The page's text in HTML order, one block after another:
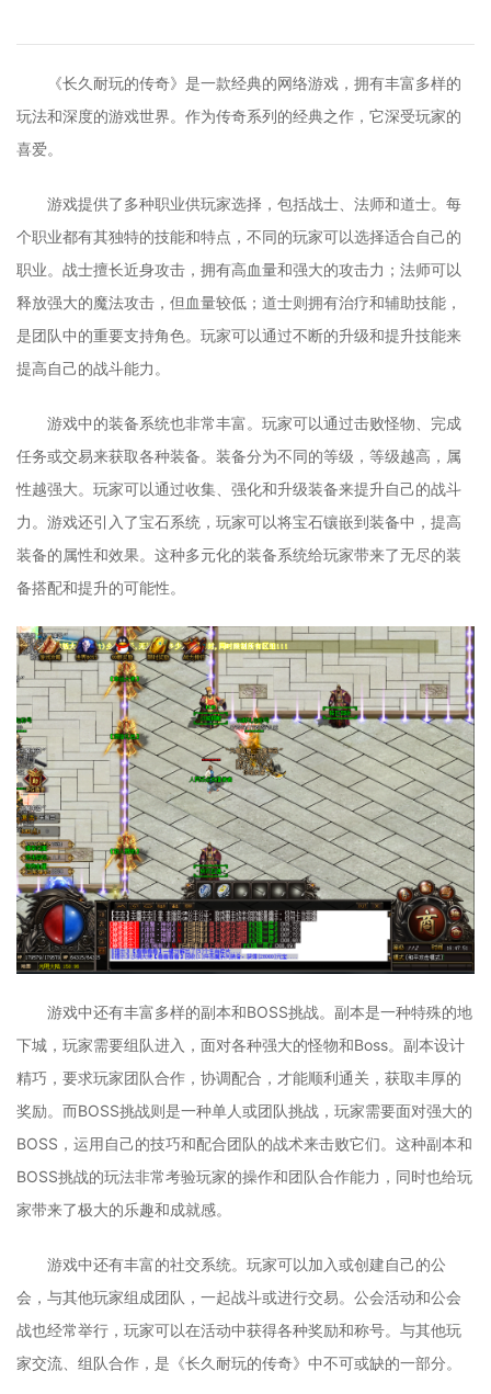
《长久耐玩的传奇》是一款经典的网络游戏，拥有丰富多样的
玩法和深度的游戏世界。作为传奇系列的经典之作，它深受玩家的
喜爱。
游戏提供了多种职业供玩家选择，包括战士、法师和道士。每
个职业都有其独特的技能和特点，不同的玩家可以选择适合自己的
职业。战士擅长近身攻击，拥有高血量和强大的攻击力；法师可以
释放强大的魔法攻击，但血量较低；道士则拥有治疗和辅助技能，
是团队中的重要支持角色。玩家可以通过不断的升级和提升技能来
提高自己的战斗能力。
游戏中的装备系统也非常丰富。玩家可以通过击败怪物、完成
任务或交易来获取各种装备。装备分为不同的等级，等级越高，属
性越强大。玩家可以通过收集、强化和升级装备来提升自己的战斗
力。游戏还引入了宝石系统，玩家可以将宝石镶嵌到装备中，提高
装备的属性和效果。这种多元化的装备系统给玩家带来了无尽的装
备搭配和提升的可能性。
游戏中还有丰富多样的副本和BOSS挑战。副本是一种特殊的地
下城，玩家需要组队进入，面对各种强大的怪物和Boss。副本设计
精巧，要求玩家团队合作，协调配合，才能顺利通关，获取丰厚的
奖励。而BOSS挑战则是一种单人或团队挑战，玩家需要面对强大的
BOSS，运用自己的技巧和配合团队的战术来击败它们。这种副本和
BOSS挑战的玩法非常考验玩家的操作和团队合作能力，同时也给玩
家带来了极大的乐趣和成就感。
游戏中还有丰富的社交系统。玩家可以加入或创建自己的公
会，与其他玩家组成团队，一起战斗或进行交易。公会活动和公会
战也经常举行，玩家可以在活动中获得各种奖励和称号。与其他玩
家交流、组队合作，是《长久耐玩的传奇》中不可或缺的一部分。